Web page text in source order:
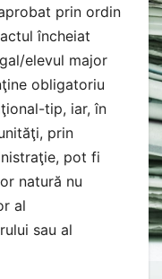
prin ordin
încheiat
elevul major
obligatoriu
tip, iar, în
prin
pot fi
natură nu
al
sau al